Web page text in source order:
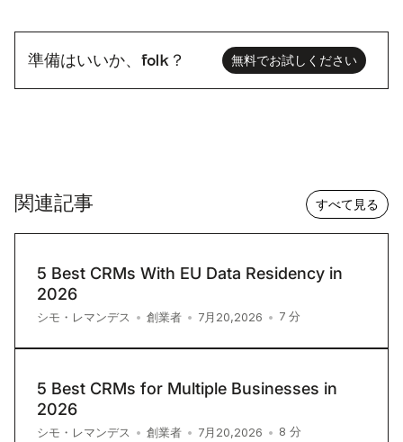
準備はいいか、folk？ 無料でお試しください
関連記事 すべて見る
5 Best CRMs With EU Data Residency in
2026
シモ・レマンデス • 創業者 • 7月20,2026 • 7 分
5 Best CRMs for Multiple Businesses in
2026
シモ・レマンデス • 創業者 • 7月20,2026 • 8 分